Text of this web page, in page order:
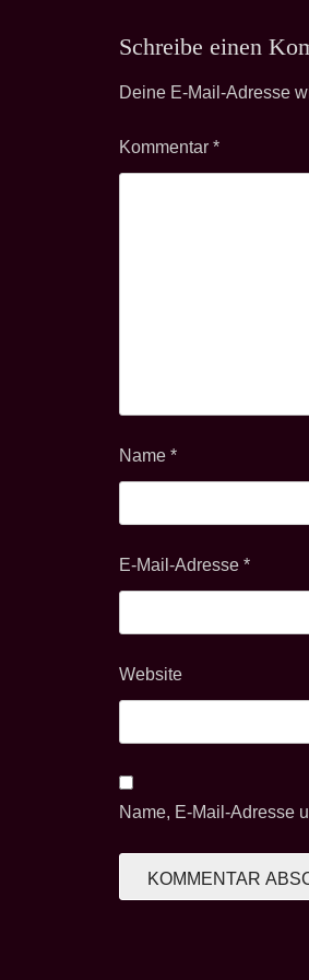
Schreibe einen
Deine E-Mail-Adresse
Kommentar*
Name*
E-Mail-Adresse*
Website
Name, E-Mail-Adresse